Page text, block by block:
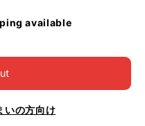
available
いの方向け